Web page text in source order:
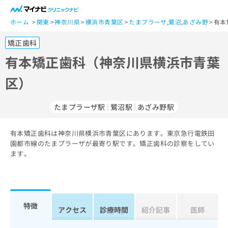
ホーム 関東 神奈川県 横浜市青葉区 たまプラーザ,鷺沼,あざみ野 有本
矯正歯科
有本矯正歯科（神奈川県横浜市青葉
区）
たまプラーザ駅 鷺沼駅 あざみ野駅
有本矯正歯科は神奈川県横浜市青葉区にあります。東京急行電鉄田
園都市線のたまプラーザが最寄り駅です。矯正歯科の診察をしてい
ます。
特徴 アクセス 診療時間 紹介記事 医師
一
般
ー
ザ
ー
の
方
ら
ビ
医
係